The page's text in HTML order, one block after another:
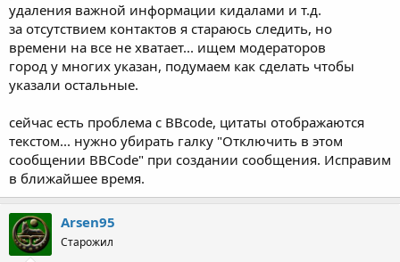
удаления важной информации кидалами и т.д.
за отсутствием контактов я стараюсь следить, но
времени на все не хватает... ищем модераторов
город у многих указан, подумаем как сделать чтобы
указали остальные.
сейчас есть проблема с BBcode, цитаты отображаются
текстом... нужно убирать галку "Отключить в этом
сообщении BBCode" при создании сообщения. Исправим
в ближайшее время.
Arsen95
Старожил